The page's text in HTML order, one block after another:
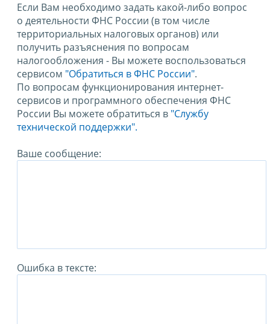
Если Вам необходимо задать какой-либо вопрос
о деятельности ФНС России (в том числе
территориальных налоговых органов) или
получить разъяснения по вопросам
налогообложения - Вы можете воспользоваться
сервисом "Обратиться в ФНС России".
По вопросам функционирования интернет-
сервисов и программного обеспечения ФНС
России Вы можете обратиться в "Службу
технической поддержки".
Ваше сообщение:
Ошибка в тексте: